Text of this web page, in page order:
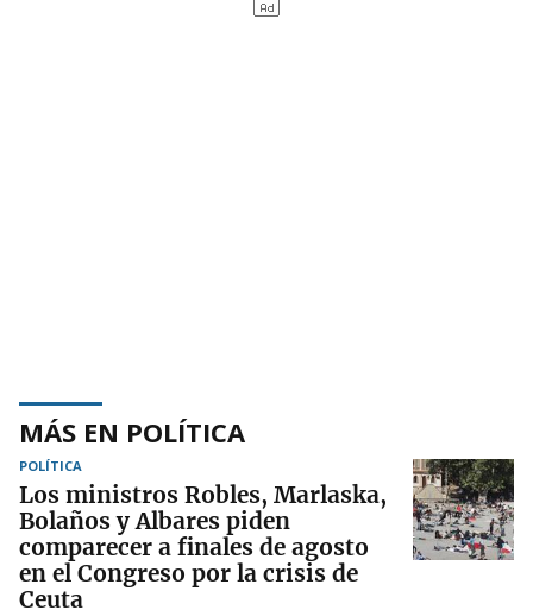
MÁS EN POLÍTICA
POLÍTICA
Los ministros Robles, Marlaska,
Bolaños y Albares piden
comparecer a finales de agosto
en el Congreso por la crisis de
Ceuta